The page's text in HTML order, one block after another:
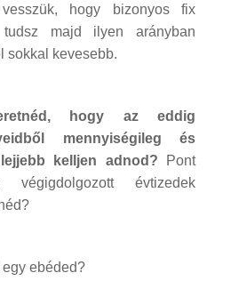
hogy bizonyos fix
tudsz majd ilyen arányban
sokkal kevesebb.
hogy az eddig
mennyiségileg és
kelljen adnod? Pont
évtizedek
ebéded?